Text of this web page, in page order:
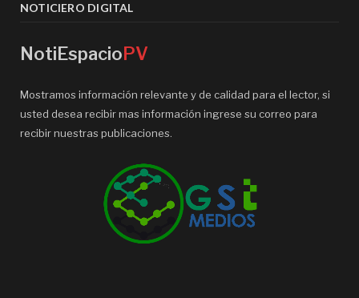
NOTICIERO DIGITAL
NotiEspacio PV
Mostramos información relevante y de calidad para el lector, si
usted desea recibir mas información ingrese su correo para
recibir nuestras publicaciones.